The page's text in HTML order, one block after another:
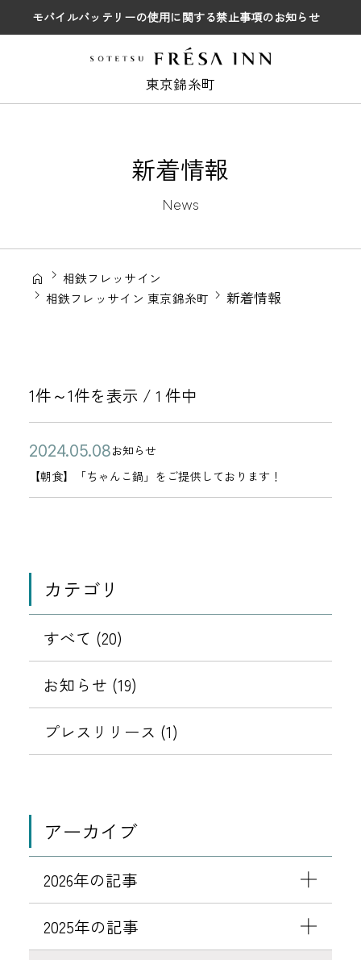
モバイルバッテリーの使用に関する禁止事項のお知らせ
東京錦糸町
新着情報
News
相鉄フレッサイン
相鉄フレッサイン 東京錦糸町
新着情報
1件～1件を表示 / 1 件中
【朝食】「ちゃんこ鍋」をご提供しております！
公
開
日
2
0
2
月
8
カ
テ
お知らせ
【
朝
食
ち
ん
こ
鍋
を
提
お
り
ま
す
！
カテゴリ
すべて (20)
お知らせ (19)
プレスリリース (1)
アーカイブ
2026年の記事
2025年の記事